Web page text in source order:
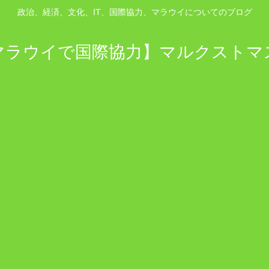
政治、経済、文化、IT、国際協力、マラウイについてのブログ
ラウイで国際協力】マルクストマ